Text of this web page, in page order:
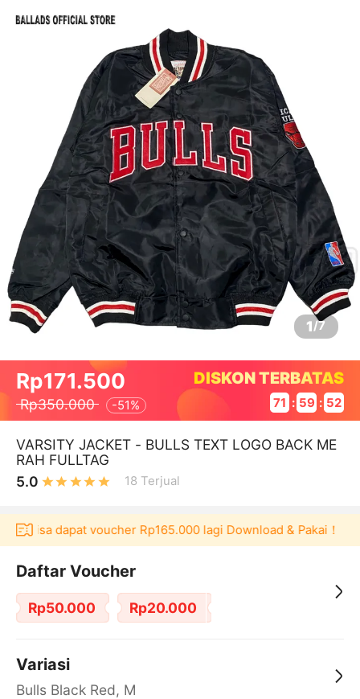
1/7
Rp171.500
Rp350.000 -51%
DISKON TERBATAS
71 : 59 : 52
VARSITY JACKET - BULLS TEXT LOGO BACK ME
RAH FULLTAG
5.0
18 Terjual
dapat voucher Rp165.000 lagi Download & Pakai！
Daftar Voucher
Rp50.000 Rp20.000
Variasi
Bulls Black Red, M